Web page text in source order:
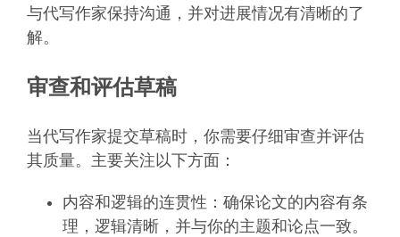
与代写作家保持沟通，并对进展情况有清晰的了
解。
审查和评估草稿
当代写作家提交草稿时，你需要仔细审查并评估
其质量。主要关注以下方面：
内容和逻辑的连贯性：确保论文的内容有条
理，逻辑清晰，并与你的主题和论点一致。